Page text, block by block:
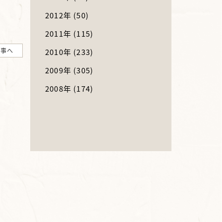
へ
2012年 (50)
2011年 (115)
2010年 (233)
2009年 (305)
2008年 (174)